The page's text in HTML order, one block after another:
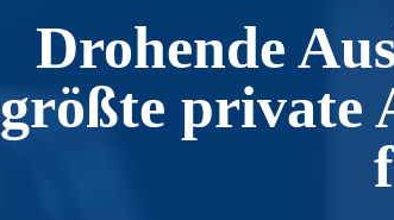
Drohende
größte private